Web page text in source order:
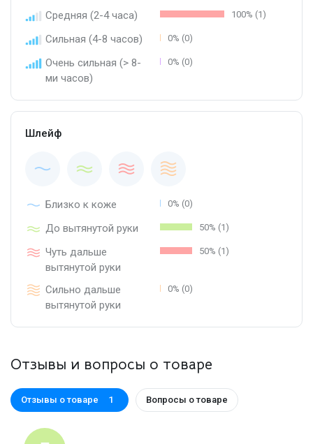
Средняя (2-4 часа) 100% (1)
Сильная (4-8 часов) 0% (0)
Очень сильная (> 8-
ми часов)
0% (0)
Шлейф
Близко к коже 0% (0)
До вытянутой руки 50% (1)
Чуть дальше
вытянутой руки
50% (1)
Сильно дальше
вытянутой руки
0% (0)
Отзывы и вопросы о товаре
Отзывы о товаре 1 Вопросы о товаре